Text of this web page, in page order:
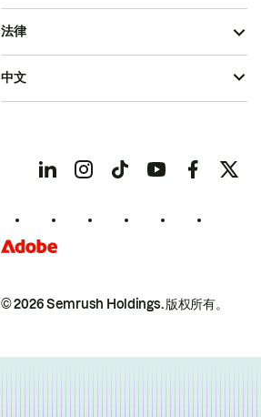
© 2026 Semrush Holdings.版权所有。
法律
中文